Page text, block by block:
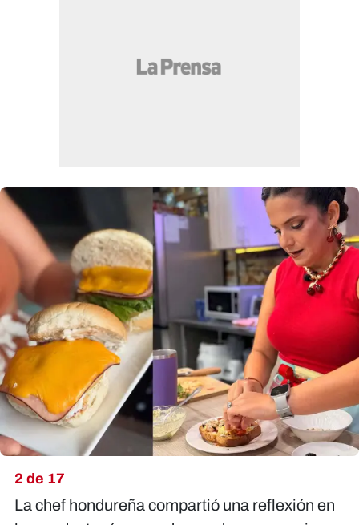
2 de 17
La chef hondureña compartió una reflexión en